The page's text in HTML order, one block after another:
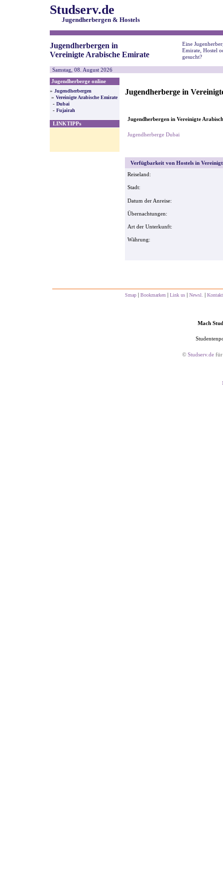
Studserv.de
Jugendherbergen & Hostels
Jugendherbergen in
Vereinigte Arabische Emirate
Eine
Emirate, Hostel
gesucht?
Samstag, 08. August 2026
Jugendherberge online
» Jugendherbergen
» Vereinigte Arabische Emirate
- Dubai
- Fujairah
LINKTIPPs
Jugendherberge in
Jugendherbergen in Vereinigte
Jugendherberge Dubai
Verfügbarkeit von Hostels in
Reiseland:
Stadt:
Datum der Anreise:
Übernachtungen:
Art der Unterkunft:
Währung:
Smap | Bookmarken | Link us | Newsl. | Kontakt
Mach
© Studserv.de für